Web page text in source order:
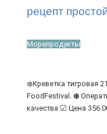
рецепт
Морепродукты
❄️Креветка тигровая
FoodFestival. ❄️
качества ☑ Цена